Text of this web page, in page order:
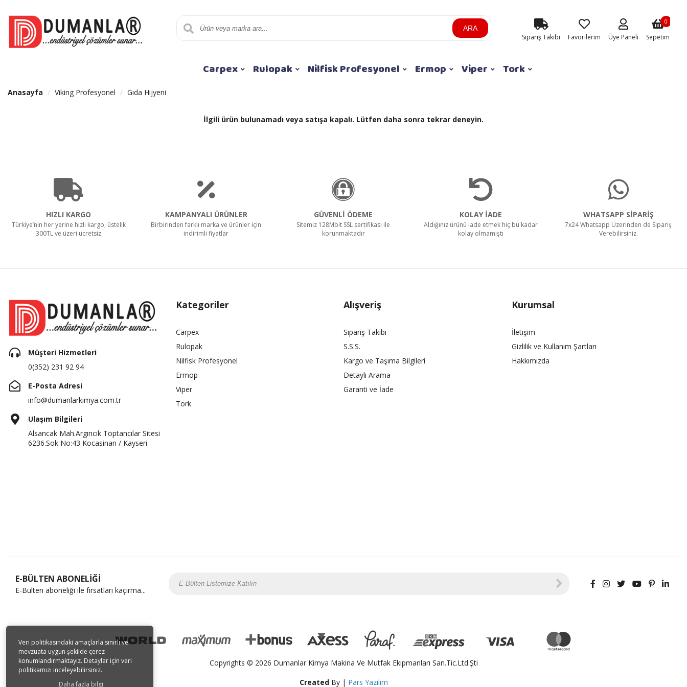
Veri politikasındaki amaçlarla sınırlı ve
mevzuata uygun şekilde çerez
konumlandırmaktayız. Detaylar için veri
politikamızı inceleyebilirsiniz.
Daha fazla bilgi
ARA
Sipariş Takibi Favorilerim Üye Paneli Sepetim
0
Carpex Rulopak Nilfisk Profesyonel Ermop Viper Tork
Anasayfa Viking Profesyonel Gıda Hijyeni
İlgili ürün bulunamadı veya satışa kapalı. Lütfen daha sonra tekrar deneyin.
HIZLI KARGO
Türkiye’nin her yerine hızlı kargo, üstelik
300TL ve üzeri ücretsiz
KAMPANYALI ÜRÜNLER
Birbirinden farklı marka ve ürünler için
indirimli fiyatlar
GÜVENLİ ÖDEME
Sitemiz 128Mbit SSL sertifikası ile
korunmaktadır
KOLAY İADE
Aldığınız ürünü iade etmek hiç bu kadar
kolay olmamıştı
WHATSAPP SİPARİŞ
7x24 Whatsapp Üzerinden de Sipariş
Verebilirsiniz.
Müşteri Hizmetleri
0(352) 231 92 94
E-Posta Adresi
info@dumanlarkimya.com.tr
Ulaşım Bilgileri
Alsancak Mah.Argıncık Toptancılar Sitesi
6236.Sok No:43 Kocasinan / Kayseri
Kategoriler
Carpex
Rulopak
Nilfisk Profesyonel
Ermop
Viper
Tork
Alışveriş
Sipariş Takibi
S.S.S.
Kargo ve Taşıma Bilgileri
Detaylı Arama
Garanti ve İade
Kurumsal
İletişim
Gizlilik ve Kullanım Şartları
Hakkımızda
E-BÜLTEN ABONELİĞİ
E-Bülten aboneliği ile fırsatları kaçırma...
Copyrights © 2026 Dumanlar Kimya Makina Ve Mutfak Ekipmanları San.Tic.Ltd.Şti
CreatedBy | Pars Yazılım